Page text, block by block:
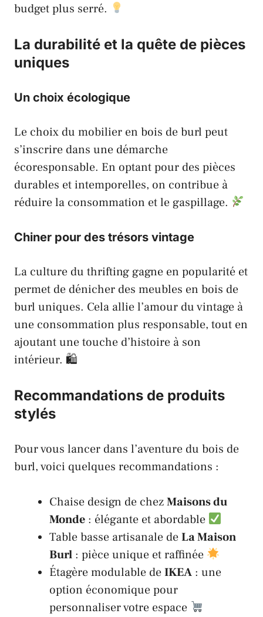
budget plus serré.
La durabilité et la quête de pièces
uniques
Un choix écologique
Le choix du mobilier en bois de burl peut
s’inscrire dans une démarche
écoresponsable. En optant pour des pièces
durables et intemporelles, on contribue à
réduire la consommation et le gaspillage.
Chiner pour des trésors vintage
La culture du thrifting gagne en popularité et
permet de dénicher des meubles en bois de
burl uniques. Cela allie l’amour du vintage à
une consommation plus responsable, tout en
ajoutant une touche d’histoire à son
intérieur. 🛍
Recommandations de produits
stylés
Pour vous lancer dans l’aventure du bois de
burl, voici quelques recommandations :
Chaise design de chezMaisons du
Monde : élégante et abordable
Table basse artisanale deLa Maison
Burl : pièce unique et raffinée
Étagère modulable deIKEA : une
option économique pour
personnaliser votre espace